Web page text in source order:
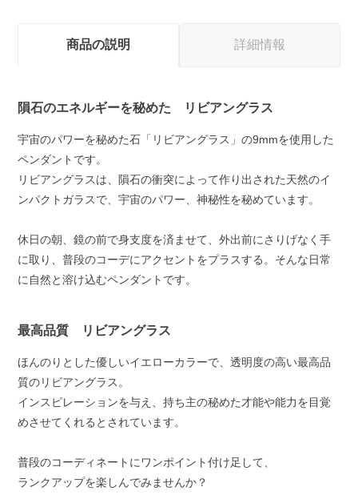
商品の説明 詳細情報
隕石のエネルギーを秘めた リビアングラス
宇宙のパワーを秘めた石「リビアングラス」の9mmを使用した
ペンダントです。
リビアングラスは、隕石の衝突によって作り出された天然のイ
ンパクトガラスで、宇宙のパワー、神秘性を秘めています。
休日の朝、鏡の前で身支度を済ませて、外出前にさりげなく手
に取り、普段のコーデにアクセントをプラスする。そんな日常
に自然と溶け込むペンダントです。
最高品質 リビアングラス
ほんのりとした優しいイエローカラーで、透明度の高い最高品
質のリビアングラス。
インスピレーションを与え、持ち主の秘めた才能や能力を目覚
めさせてくれるとされています。
普段のコーディネートにワンポイント付け足して、
ランクアップを楽しんでみませんか？